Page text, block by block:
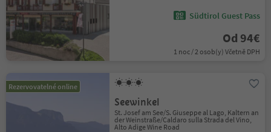
Südtirol Guest Pass
Od 94€
1 noc / 2 osob(y) Včetně DPH
Rezervovatelné online
Seewinkel
St. Josef am See/S. Giuseppe al Lago, Kaltern an
der Weinstraße/Caldaro sulla Strada del Vino,
Alto Adige Wine Road